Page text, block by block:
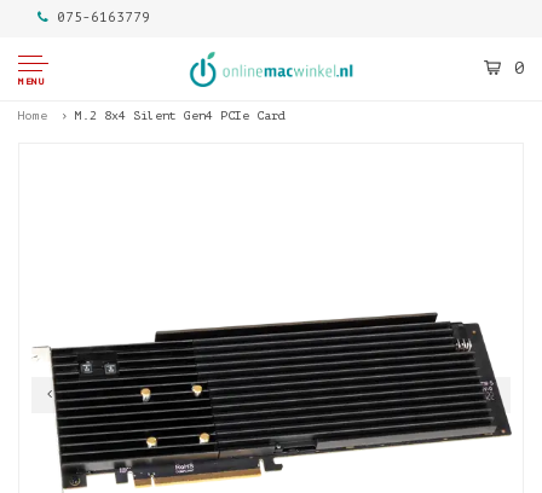
075-6163779
MENU
0
Home M.2 8x4 Silent Gen4 PCIe Card